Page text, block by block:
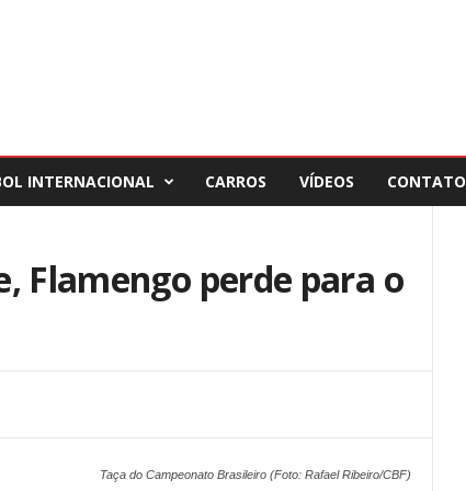
INTERNACIONAL CARROS VÍDEOS CONTATO
Flamengo perde para o
Taça do Campeonato Brasileiro (Foto: Rafael Ribeiro/CBF)